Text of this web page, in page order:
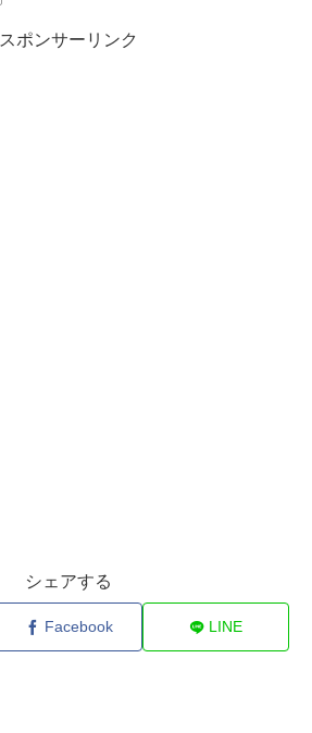
スポンサーリンク
シェアする
Facebook LINE